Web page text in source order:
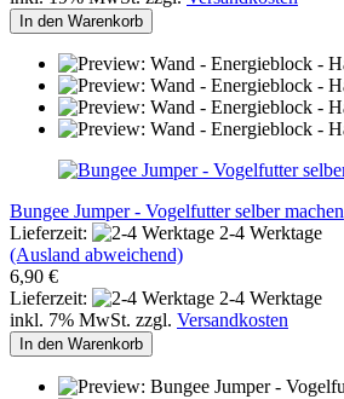
In den Warenkorb
Bungee Jumper - Vogelfutter selber machen
Lieferzeit:
2-4 Werktage
(Ausland abweichend)
6,90 €
Lieferzeit:
2-4 Werktage
inkl. 7% MwSt. zzgl. Versandkosten
In den Warenkorb